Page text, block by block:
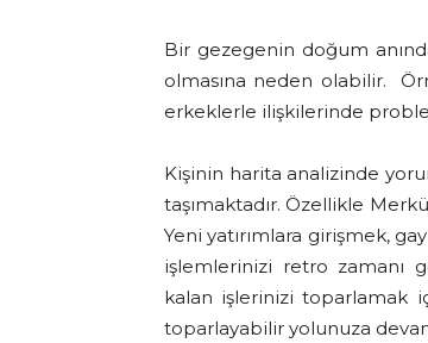
Bir gezegenin doğum
olmasına neden olabilir.
erkeklerle ilişkilerinde
Kişinin harita analizinde
taşımaktadır. Özellikle
Yeni yatırımlara girişmek,
işlemlerinizi retro zamanı
kalan işlerinizi toparlamak
toparlayabilir yolunuza